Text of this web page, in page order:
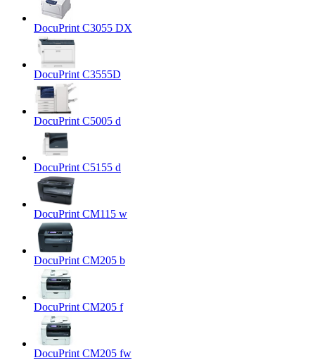
DocuPrint C3055 DX
DocuPrint C3555D
DocuPrint C5005 d
DocuPrint C5155 d
DocuPrint CM115 w
DocuPrint CM205 b
DocuPrint CM205 f
DocuPrint CM205 fw